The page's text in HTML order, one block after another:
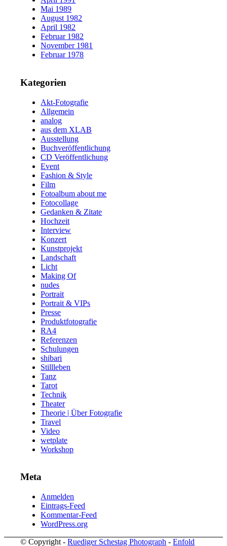
Mai 1989
August 1982
April 1982
Februar 1982
November 1981
Februar 1978
Kategorien
Akt-Fotografie
Allgemein
analog
aus dem XLAB
Ausstellung
Buchveröffentlichung
CD Veröffentlichung
Event
Fashion & Style
Film
Fotoalbum about me
Fotocollage
Gedanken & Zitate
Hochzeit
Interview
Konzert
Kunstprojekt
Landschaft
Licht
Making Of
nudes
Portrait
Portrait & VIPs
Presse
Produktfotografie
RA4
Referenzen
Schulungen
shibari
Stillleben
Tanz
Tarot
Technik
Theater
Theorie | Über Fotografie
Travel
Video
wetplate
Workshop
Meta
Anmelden
Eintrags-Feed
Kommentar-Feed
WordPress.org
© Copyright -Ruediger Schestag Photograph -Enfold